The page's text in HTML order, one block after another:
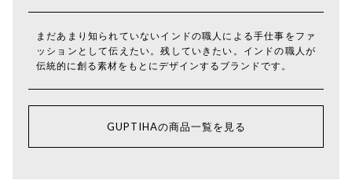
まだあまり知られていないインドの職人による手仕事をファ
ッションとして伝えたい。残していきたい。インドの職人が
伝統的に創る素材をもとにデザインするブランドです。
GUPTIHAの商品一覧を見る